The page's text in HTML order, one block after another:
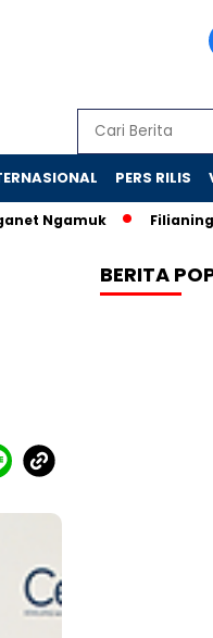
PERS RILIS
Filianingsih dan
BERITA